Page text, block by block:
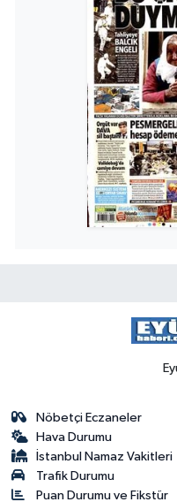
Nöbetçi Eczaneler
Hava Durumu
İstanbul Namaz Vakitleri
Trafik Durumu
Puan Durumu ve Fikstür